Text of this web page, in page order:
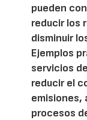
pueden
reducir los
disminuir
Ejemplos
servicios
reducir el
emisiones,
procesos